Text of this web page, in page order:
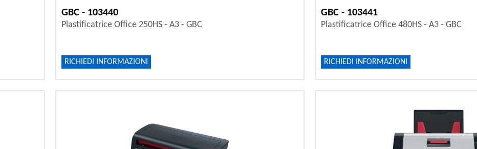
GBC - 103440
Plastificatrice Office 250HS - A3 - GBC
RICHIEDI INFORMAZIONI
GBC - 103441
Plastificatrice Office 480HS - A3 - GBC
RICHIEDI INFORMAZIONI